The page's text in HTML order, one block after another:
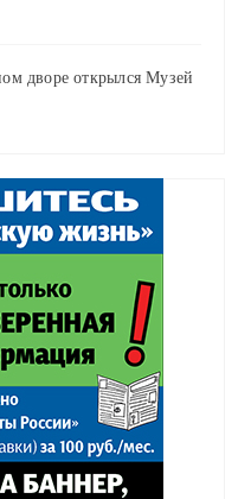
дворе открылся Музей